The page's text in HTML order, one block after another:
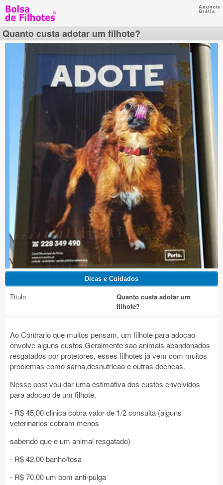
Anuncie
Grátis
Quanto custa adotar um filhote?
Titulo
Quanto custa adotar um
filhote?
Ao Contrario que muitos pensam, um filhote para adocao
envolve alguns custos.Geralmente sao animais abandonados
resgatados por protetores, esses filhotes ja vem com muitos
problemas como sarna,desnutricao e outras doencas.
Nesse post vou dar uma estimativa dos custos envolvidos
para adocao de um filhote.
- R$ 45,00 clinica cobra valor de 1/2 consulta (alguns
veterinarios cobram menos
sabendo que e um animal resgatado)
- R$ 42,00 banho/tosa
- R$ 70,00 um bom anti-pulga